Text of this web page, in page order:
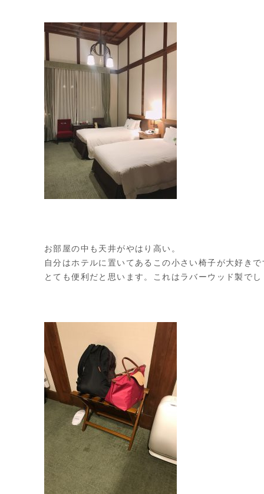
お部屋の中も天井がやはり高い。
自分はホテルに置いてあるこの小さい椅子が大好きで
とても便利だと思います。これはラバーウッド製で